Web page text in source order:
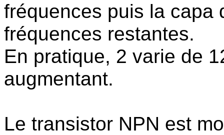
fréquences puis la capa
fréquences restantes.
En pratique, 2 varie de
augmentant.
Le transistor NPN est